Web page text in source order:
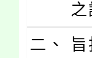
之
二、